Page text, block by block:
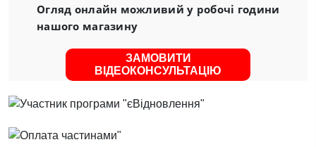
Огляд онлайн можливий у робочі години
нашого магазину
ЗАМОВИТИ
ВІДЕОКОНСУЛЬТАЦІЮ